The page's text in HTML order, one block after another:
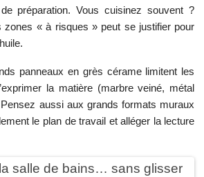
préparation. Vous cuisinez souvent ?
zones « à risques » peut se justifier pour
panneaux en grès cérame limitent les
la matière (marbre veiné, métal
aussi aux grands formats muraux
le plan de travail et alléger la lecture
salle de bains… sans glisser